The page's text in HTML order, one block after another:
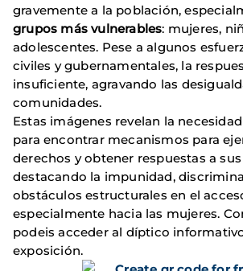
gravemente a la población,
grupos más vulnerables: mujeres,
adolescentes. Pese a algunos
civiles y gubernamentales, la
insuficiente, agravando las
comunidades.
Estas imágenes revelan la
para encontrar mecanismos para
derechos y obtener respuestas a
destacando la impunidad,
obstáculos estructurales en el
especialmente hacia las mujeres.
podeis acceder al díptico
exposición.